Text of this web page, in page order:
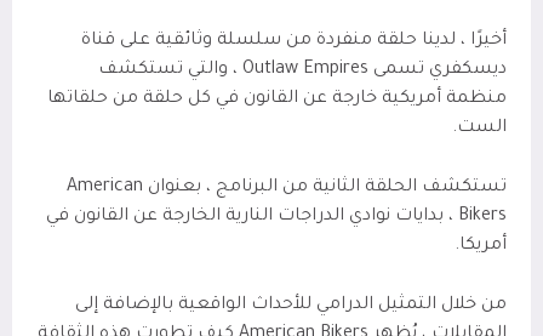
أخيرًا ، لدينا حلقة منفردة من سلسلة وثائقية على قناة
ديسكفري تسمى Outlaw Empires ، والتي تستكشف
منظمة أمريكية خارجة عن القانون في كل حلقة من حلقاتها
الست.
تستكشف الحلقة الثانية من البرنامج ، بعنوان American
Bikers ، بدايات نوادي الدراجات النارية الخارجة عن القانون في
أمريكا.
من خلال التمثيل الدرامي للأحداث الواقعية بالإضافة إلى